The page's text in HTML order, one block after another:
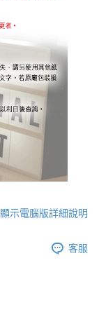
顯示電腦版詳細說明
客服